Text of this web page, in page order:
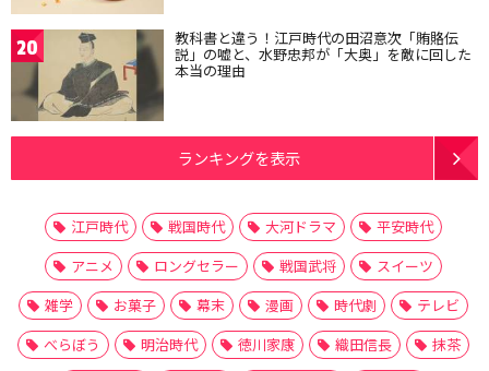
20 教科書と違う！江戸時代の田沼意次「賄賂伝
説」の嘘と、水野忠邦が「大奥」を敵に回した
本当の理由
ランキングを表示
江戸時代 戦国時代 大河ドラマ
平安時代
アニメ
ロングセラー 戦国武将
スイーツ
雑学
お菓子 幕末 漫画 時代劇
テレビ
べらぼう
明治時代 徳川家康 織田信長
抹茶